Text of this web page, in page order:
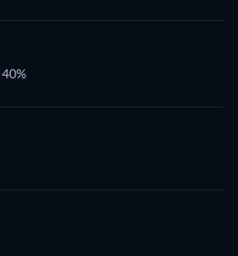
40%